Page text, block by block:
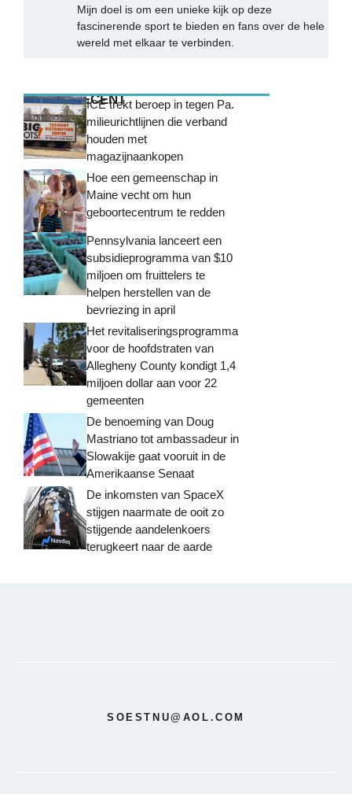
Mijn doel is om een unieke kijk op deze
fascinerende sport te bieden en fans over de hele
wereld met elkaar te verbinden.
MEEST RECENTICE trekt beroep in tegen Pa.
milieurichtlijnen die verband
houden met
magazijnaankopen
Hoe een gemeenschap in
Maine vecht om hun
geboortecentrum te redden
Pennsylvania lanceert een
subsidieprogramma van $10
miljoen om fruittelers te
helpen herstellen van de
bevriezing in april
Het revitaliseringsprogramma
voor de hoofdstraten van
Allegheny County kondigt 1,4
miljoen dollar aan voor 22
gemeenten
De benoeming van Doug
Mastriano tot ambassadeur in
Slowakije gaat vooruit in de
Amerikaanse Senaat
De inkomsten van SpaceX
stijgen naarmate de ooit zo
stijgende aandelenkoers
terugkeert naar de aarde
SOESTNU@AOL.COM